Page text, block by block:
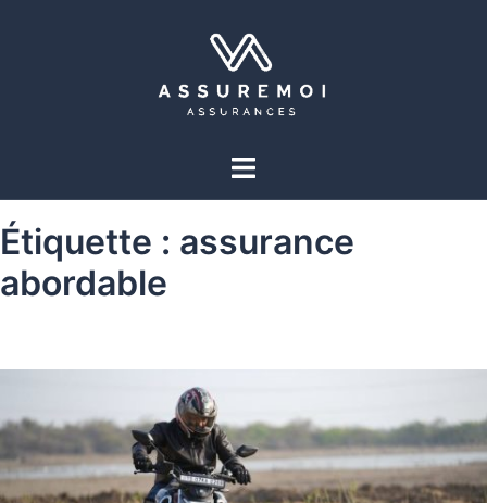
Étiquette : assurance
abordable